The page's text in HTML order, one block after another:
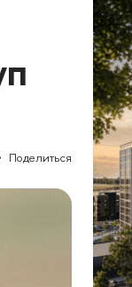
Поделиться